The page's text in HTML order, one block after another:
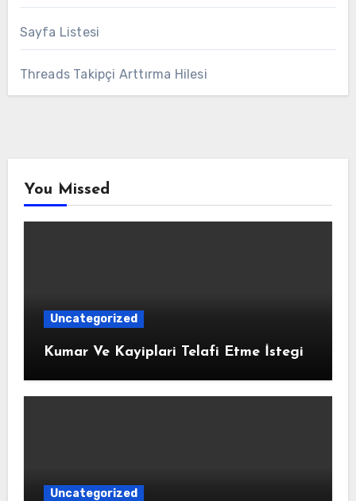
Sayfa Listesi
Threads Takipçi Arttırma Hilesi
You Missed
Uncategorized
Kumar Ve Kayiplari Telafi Etme İstegi
Uncategorized